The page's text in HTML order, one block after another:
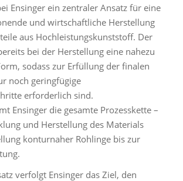
Ensinger ein zentraler Ansatz für eine
und wirtschaftliche Herstellung
aus Hochleistungskunststoff. Der
bei der Herstellung eine nahezu
sodass zur Erfüllung der finalen
noch geringfügige
erforderlich sind.
Ensinger die gesamte Prozesskette –
und Herstellung des Materials
konturnaher Rohlinge bis zur
verfolgt Ensinger das Ziel, den